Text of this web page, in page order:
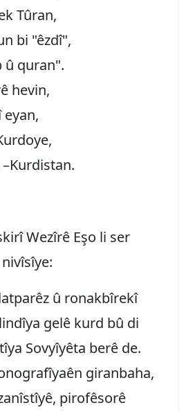
Tûran,
bi "êzdî",
û quran".
hevin,
eyan,
Wezîrê Eşo li ser
û ronakbîrekî
gelê kurd bû di
Sovyîyêta berê de.
giranbaha,
pirofêsorê